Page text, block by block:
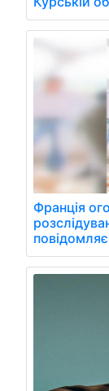
Франція